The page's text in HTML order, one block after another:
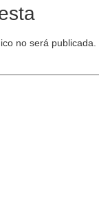
no será publicada.